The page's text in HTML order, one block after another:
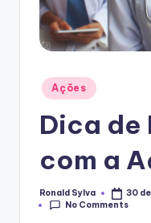
Posted
in
Ações
Dica de
com a
Posted
by
Ronald Sylva
30
No Comments